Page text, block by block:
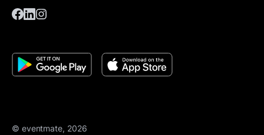
© eventmate, 2026